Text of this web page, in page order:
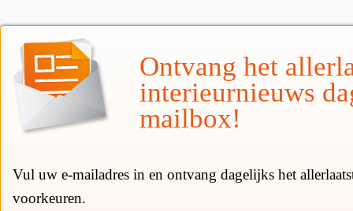
Ontvang het
interieurnieuws
mailbox!
Vul uw e-mailadres in en ontvang dagelijks het
voorkeuren.